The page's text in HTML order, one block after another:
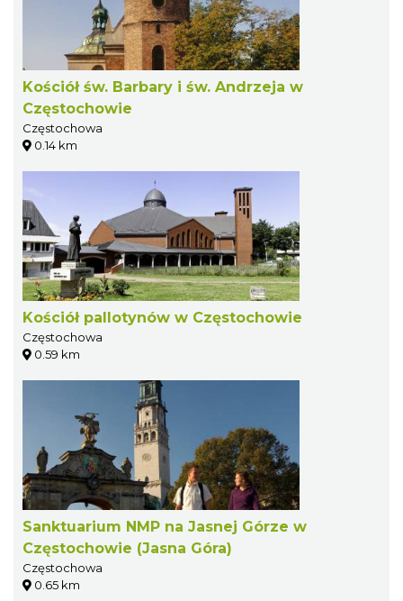
Kościół św. Barbary i św. Andrzeja w
Częstochowie
Częstochowa
0.14 km
Kościół pallotynów w Częstochowie
Częstochowa
0.59 km
Sanktuarium NMP na Jasnej Górze w
Częstochowie (Jasna Góra)
Częstochowa
0.65 km